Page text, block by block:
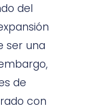
del
ser una
de
con